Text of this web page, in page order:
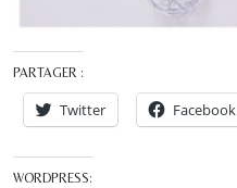
PARTAGER :
Twitter Facebook
WORDPRESS: